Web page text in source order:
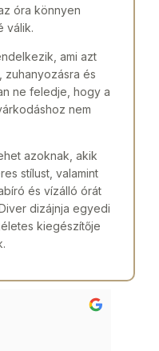
óra könnyen
válik.
ami azt
zuhanyozásra és
ne feledje, hogy a
nem
azoknak, akik
stílust, valamint
és vízálló órát
dizájnja egyedi
kiegészítője